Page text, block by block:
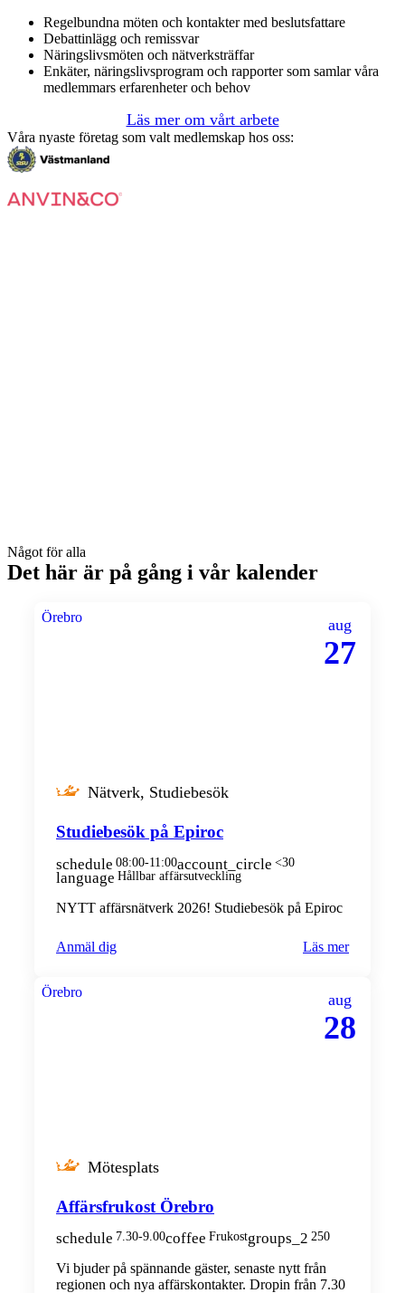
Regelbundna möten och kontakter med beslutsfattare
Debattinlägg och remissvar
Näringslivsmöten och nätverksträffar
Enkäter, näringslivsprogram och rapporter som samlar våra
medlemmars erfarenheter och behov
Läs mer om vårt arbete
Våra nyaste företag som valt medlemskap hos oss:
Något för alla
Det här är på gång i vår kalender
Örebro aug
27
Nätverk, Studiebesök
Studiebesök på Epiroc
schedule 08:00-11:00account_circle <30
language Hållbar affärsutveckling
NYTT affärsnätverk 2026! Studiebesök på Epiroc
Anmäl dig Läs mer
Örebro aug
28
Mötesplats
Affärsfrukost Örebro
schedule 7.30-9.00coffee Frukostgroups_2 250
Vi bjuder på spännande gäster, senaste nytt från
regionen och nya affärskontakter. Dropin från 7.30